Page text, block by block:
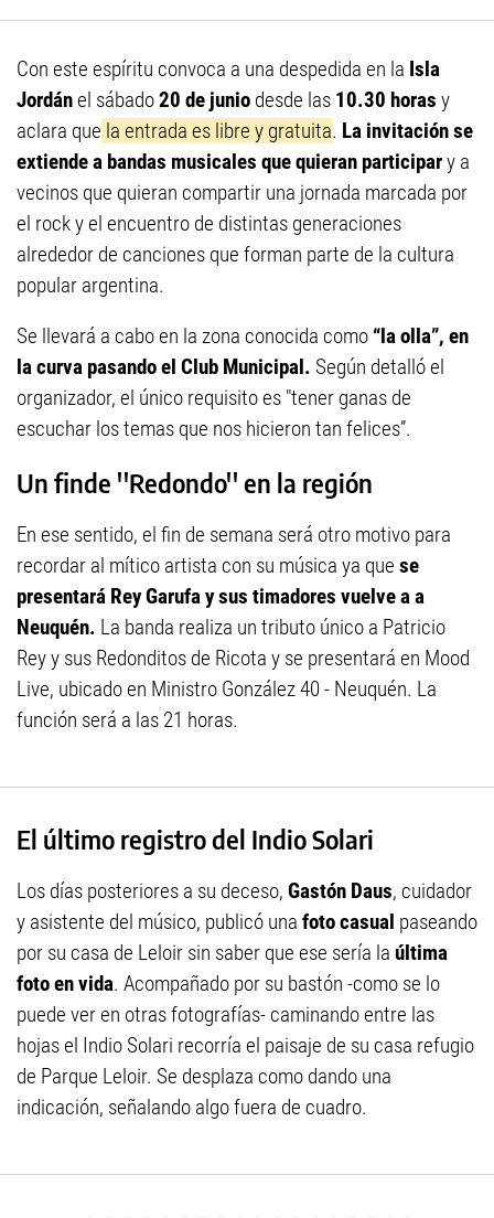
Con este espíritu convoca a una despedida en la Isla
Jordánel sábado20 de junio desde las 10.30 horas y
aclara que la entrada es libre y gratuita. La invitación se
extiende a bandas musicales que quieran participary a
vecinos que quieran compartir una jornada marcada por
el rock y el encuentro de distintas generaciones
alrededor de canciones que forman parte de la cultura
popular argentina.
Se llevará a cabo en la zona conocida como “la olla”, en
la curva pasando el Club Municipal. Según detalló el
organizador, el único requisito es "tener ganas de
escuchar los temas que nos hicieron tan felices”.
Un finde ''Redondo'' en la región
En ese sentido, el fin de semana será otro motivo para
recordar al mítico artista con su música ya que se
presentará Rey Garufa y sus timadores vuelve a a
Neuquén. La banda realiza un tributo único a Patricio
Rey y sus Redonditos de Ricota y se presentará en Mood
Live, ubicado en Ministro González 40 - Neuquén. La
función será a las 21 horas.
El último registro del Indio Solari
Los días posteriores a su deceso, Gastón Daus, cuidador
y asistente del músico, publicó una foto casual paseando
por su casa de Leloir sin saber que ese sería la última
foto en vida. Acompañado por su bastón -como se lo
puede ver en otras fotografías- caminando entre las
hojas el Indio Solari recorría el paisaje de su casa refugio
de Parque Leloir. Se desplaza como dando una
indicación, señalando algo fuera de cuadro.